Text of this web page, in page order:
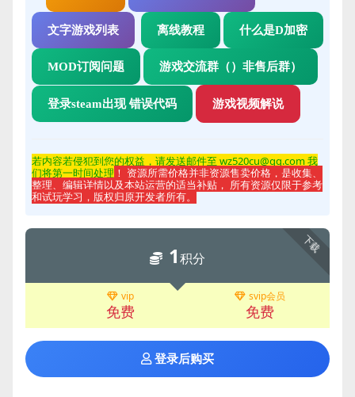
文字游戏列表 离线教程 什么是D加密
MOD订阅问题 游戏交流群（）非售后群）
登录steam出现 错误代码 游戏视频解说
若内容若侵犯到您的权益，请发送邮件至 wz520cu@qq.com 我
们将第一时间处理 ！ 资源所需价格并非资源售卖价格，是收集、
整理、编辑详情以及本站运营的适当补贴， 所有资源仅限于参考
和试玩学习，版权归原开发者所有。
下载
1积分
vip
免费
svip会员
免费
登录后购买